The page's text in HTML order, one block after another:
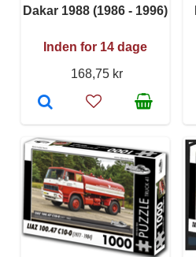
Dakar 1988 (1986 - 1996)
Inden for 14 dage
168,75 kr